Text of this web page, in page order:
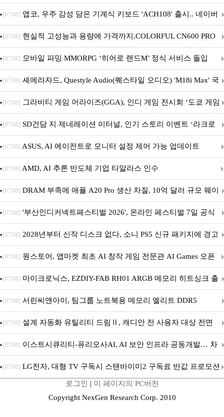
니터·스마트 펫 침대 기부
[07/08] 앱코, 우주 감성 담은 기계식 키보드 'ACH108' 출시.. 네이버
브랜드데이 기획전 진행
[07/08] 현실적 고성능과 용량에 가격까지,COLORFUL CN600 PRO
M.2 NVMe 디앤디컴 1TB
[07/08] 모바일 파밍 MMORPG ‘히어로 랜드M’ 정식 서비스 돌입
[07/08] 셰에라자드, Questyle Audio(퀘스타일 오디오) 'M18i Max' 국
내 정식 출시
[07/08] 그라비티 게임 어라이즈(GGA), 인디 게임 전시회 ‘도쿄 게임
던전 13’ 참가!
[07/08] SD건담 지 제네레이션 이터널, 인기 스토리 이벤트 ‘라크로
아의 용사’ 재개최 및 풍성한 기념 이벤트 실시!
[07/08] ASUS, AI 에이전트로 모니터 설정 제어 가능 업데이트
[07/08] AMD, AI 추론 반도체 기업 타알라스 인수
[07/08] DRAM 부족에 애플 A20 Pro 생산 차질, 10억 달러 규모 웨이
퍼 대기
[07/08] '부산인디커넥트페스티벌 2026', 온라인 페스티벌 7일 공식
개막... 22일간 진행
[07/08] 2028년부터 신작 디스크 없다, 소니 PS5 신규 패키지에 경고
문 추가
[07/08] 원스토어, 앱마켓 최초 AI 창작 게임 전문관 AI Games 오픈
[07/08] 마이크로닉스, EZDIY-FAB RH01 ARGB 메모리 히트싱크 출
시
[07/08] 서린씨앤아이, 팀그룹 노트북용 메모리 엘리트 DDR5
5600MHz 16GB 출시
[07/08] 설계 자동화 유틸리티 드림Ⅱ, 캐디안 전 사용자 대상 전면
무상 배포
[07/08] 이스트시큐리티-퓨리오사AI, AI 보안 인프라 공동개발… 차
세대 AI 보안 플랫폼 구축
[07/08] LG전자, 대형 TV 구독시 스탠바이미2 구독료 반값 프로모션
로그인 | 이 페이지의 PC버전
Copyright NexGen Research Corp. 2010